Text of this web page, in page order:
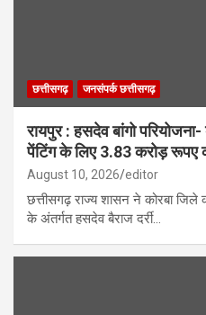
छत्तीसगढ़ जनसंपर्क छत्तीसगढ़
रायपुर : हसदेव बांगो
पेंटिंग के लिए 3.83 करोड़ रूपए
August 10, 2026 editor
छत्तीसगढ़ राज्य शासन ने कोरबा जिले
के अंतर्गत हसदेव बैराज दर्री…